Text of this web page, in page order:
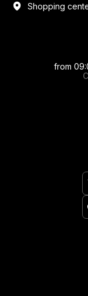
Shopping
from